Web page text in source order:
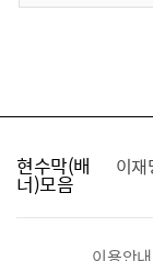
현수막(배
너)모음
찾습니다 이